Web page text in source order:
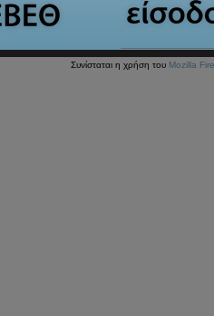
Συνίσταται η χρήση του Mozilla